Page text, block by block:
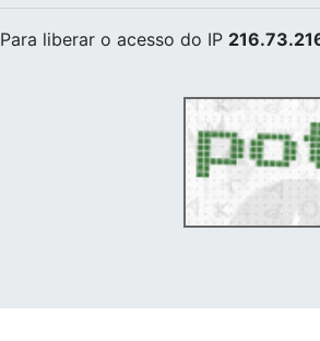
Para liberar o acesso do IP